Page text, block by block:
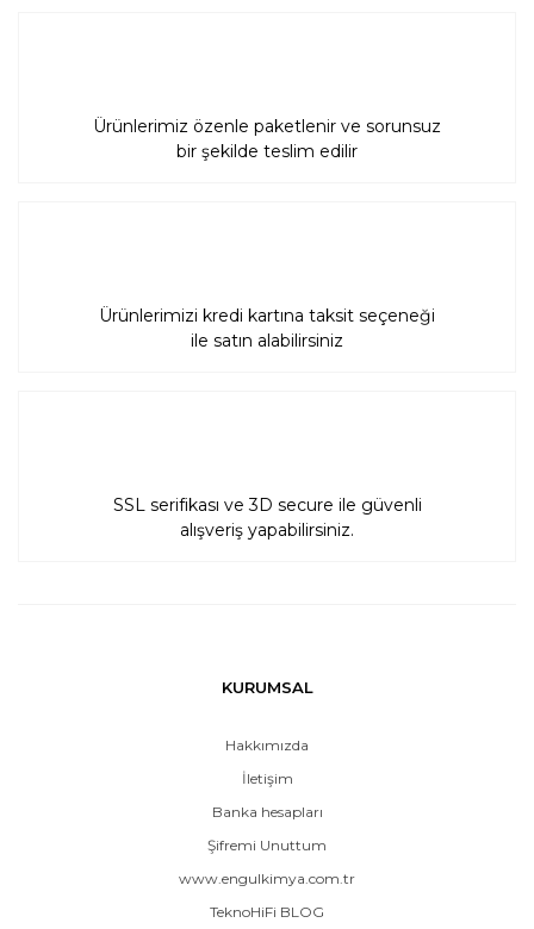
Gönder
Ürünlerimiz özenle paketlenir ve sorunsuz
bir şekilde teslim edilir
Ürünlerimizi kredi kartına taksit seçeneği
ile satın alabilirsiniz
SSL serifikası ve 3D secure ile güvenli
alışveriş yapabilirsiniz.
KURUMSAL
Hakkımızda
İletişim
Banka hesapları
Şifremi Unuttum
www.engulkimya.com.tr
TeknoHiFi BLOG